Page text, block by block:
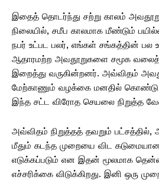
இதைத் தொடர்ந்து சற்று காலம்
நிலையில், சமீப காலமாக மீண்டும்
நபர் உட்பட பலர், எங்கள் சங்கத்தின் பல
ஆதாரமற்ற அவதூறுகளை சமூக
இறைத்து வருகின்றனர். அவ்விதம்
மேற்காணும் வழக்கை மனதில் கொண்டு
இந்த சட்ட விரோத செயலை நிறுத்த
அவ்விதம் நிறுத்தத் தவறும் பட்சத்தில்,
மீதும் கடந்த முறையை விட
எடுக்கப்படும் என இதன் மூலமாக
எச்சரிக்கை விடுக்கிறது. இனி ஒரு